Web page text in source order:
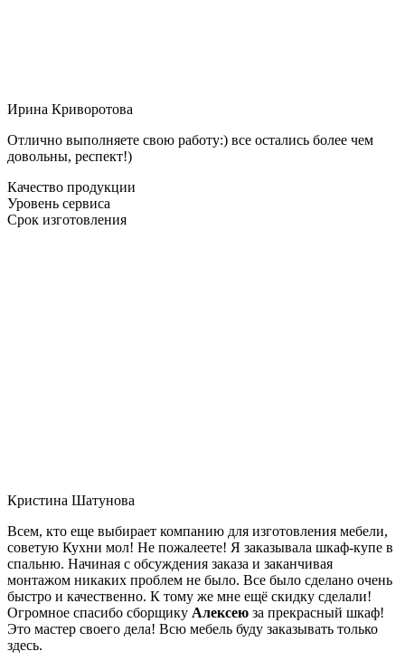
Ирина Криворотова
Отлично выполняете свою работу:) все остались более чем
довольны, респект!)
Качество продукции
Уровень сервиса
Срок изготовления
Кристина Шатунова
Всем, кто еще выбирает компанию для изготовления мебели,
советую Кухни мол! Не пожалеете! Я заказывала шкаф-купе в
спальню. Начиная с обсуждения заказа и заканчивая
монтажом никаких проблем не было. Все было сделано очень
быстро и качественно. К тому же мне ещё скидку сделали!
Огромное спасибо сборщику Алексею за прекрасный шкаф!
Это мастер своего дела! Всю мебель буду заказывать только
здесь.